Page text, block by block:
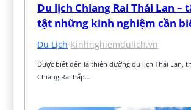
Du lịch Chiang Rai Thái Lan –
tật những kinh nghiệm cần
Du Lịch·Kinhnghiemdulich.vn
Được biết đến là thiên đường du lịch Thái Lan,
Chiang Rai hấp…